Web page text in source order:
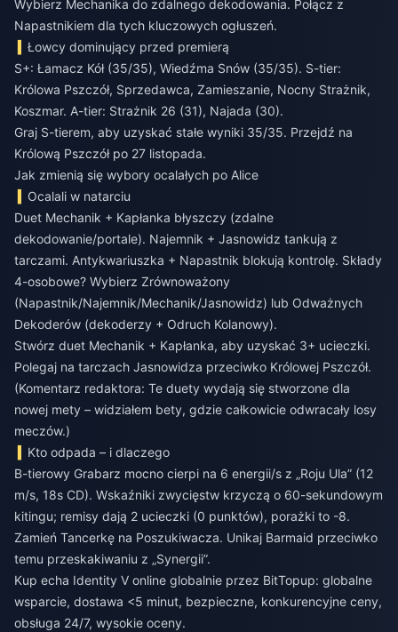
Wybierz Mechanika do zdalnego dekodowania. Połącz z
Napastnikiem dla tych kluczowych ogłuszeń.
Łowcy dominujący przed premierą
S+: Łamacz Kół (35/35), Wiedźma Snów (35/35). S-tier:
Królowa Pszczół, Sprzedawca, Zamieszanie, Nocny Strażnik,
Koszmar. A-tier: Strażnik 26 (31), Najada (30).
Graj S-tierem, aby uzyskać stałe wyniki 35/35. Przejdź na
Królową Pszczół po 27 listopada.
Jak zmienią się wybory ocalałych po Alice
Ocalali w natarciu
Duet Mechanik + Kapłanka błyszczy (zdalne
dekodowanie/portale). Najemnik + Jasnowidz tankują z
tarczami. Antykwariuszka + Napastnik blokują kontrolę. Składy
4-osobowe? Wybierz Zrównoważony
(Napastnik/Najemnik/Mechanik/Jasnowidz) lub Odważnych
Dekoderów (dekoderzy + Odruch Kolanowy).
Stwórz duet Mechanik + Kapłanka, aby uzyskać 3+ ucieczki.
Polegaj na tarczach Jasnowidza przeciwko Królowej Pszczół.
(Komentarz redaktora: Te duety wydają się stworzone dla
nowej mety – widziałem bety, gdzie całkowicie odwracały losy
meczów.)
Kto odpada – i dlaczego
B-tierowy Grabarz mocno cierpi na 6 energii/s z „Roju Ula” (12
m/s, 18s CD). Wskaźniki zwycięstw krzyczą o 60-sekundowym
kitingu; remisy dają 2 ucieczki (0 punktów), porażki to -8.
Zamień Tancerkę na Poszukiwacza. Unikaj Barmaid przeciwko
temu przeskakiwaniu z „Synergii”.
Kup echa Identity V online globalnie przez BitTopup: globalne
wsparcie, dostawa <5 minut, bezpieczne, konkurencyjne ceny,
obsługa 24/7, wysokie oceny.